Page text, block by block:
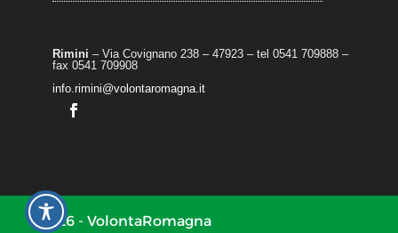
Rimini – Via Covignano 238 – 47923 – tel 0541 709888 –
fax 0541 709908
info.rimini@volontaromagna.it
2026 - VolontaRomagna